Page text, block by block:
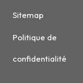
Sitemap
Politique de
confidentialité